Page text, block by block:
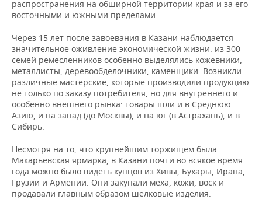
распространения на обширной территории края и за его
восточными и южными пределами.
Через 15 лет после завоевания в Казани наблюдается
значительное оживление экономической жизни: из 300
семей ремесленников особенно выделялись кожевники,
металлисты, деревообделочники, каменщики. Возникли
различные мастерские, которые производили продукцию
не только по заказу потребителя, но для внутреннего и
особенно внешнего рынка: товары шли и в Среднюю
Азию, и на запад (до Москвы), и на юг (в Астрахань), и в
Сибирь.
Несмотря на то, что крупнейшим торжищем была
Макарьевская ярмарка, в Казани почти во всякое время
года можно было видеть купцов из Хивы, Бухары, Ирана,
Грузии и Армении. Они закупали меха, кожи, воск и
продавали главным образом шелковые изделия.